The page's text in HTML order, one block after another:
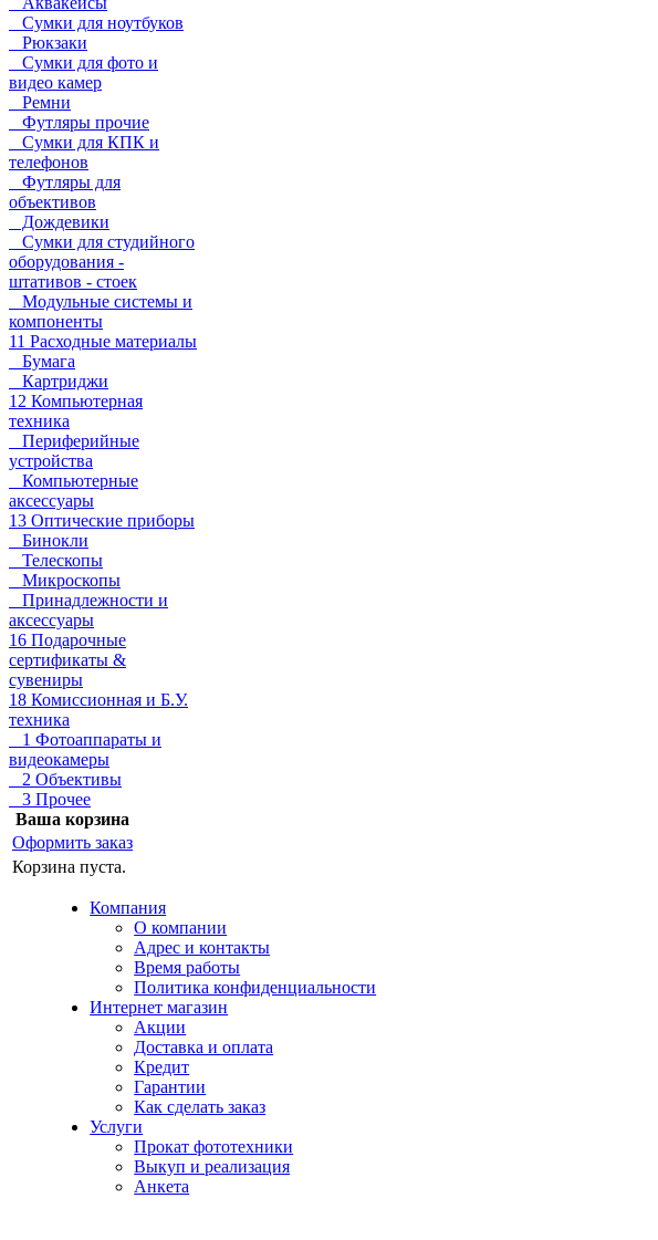
Сумки для ноутбуков
Рюкзаки
Сумки для фото и
видео камер
Ремни
Футляры прочие
Сумки для КПК и
телефонов
Футляры для
объективов
Дождевики
Сумки для студийного
оборудования -
штативов - стоек
Модульные системы и
компоненты
11 Расходные материалы
Бумага
Картриджи
12 Компьютерная
техника
Периферийные
устройства
Компьютерные
аксессуары
13 Оптические приборы
Бинокли
Телескопы
Микроскопы
Принадлежности и
аксессуары
16 Подарочные
сертификаты &
сувениры
18 Комиссионная и Б.У.
техника
1 Фотоаппараты и
видеокамеры
2 Объективы
3 Прочее
Ваша корзина
Оформить заказ
Корзина пуста.
Компания
О компании
Адрес и контакты
Время работы
Политика конфиденциальности
Интернет магазин
Акции
Доставка и оплата
Кредит
Гарантии
Как сделать заказ
Услуги
Прокат фототехники
Выкуп и реализация
Анкета